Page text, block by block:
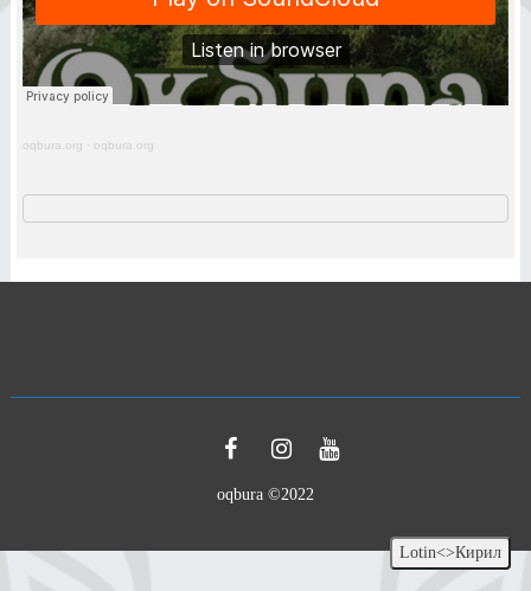
oqbura.org · oqbura.org
oqbura ©2022
Lotin<>Кирил